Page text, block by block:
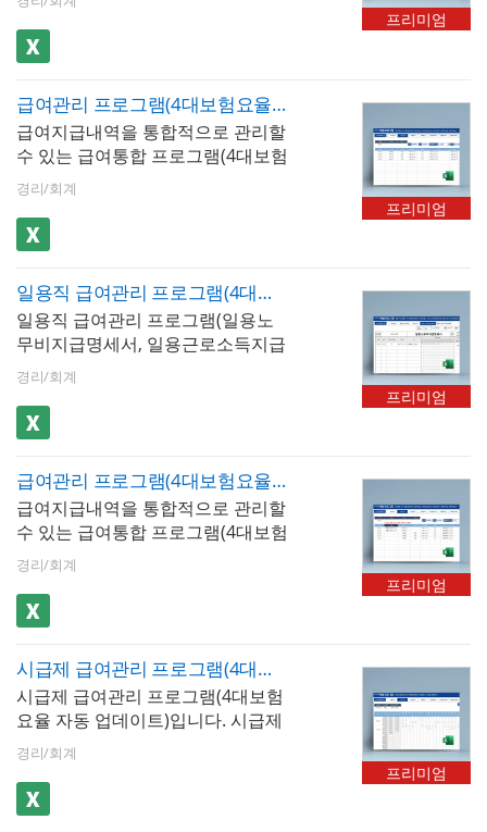
기요양보험, 고용보험을 한 시트에
서 관리. 매년 요율이 자동 업데이트
되어 급여대장 전체 직원의 공제액
용 : 국민연금 기준소득월액 상한액
과 하한액, 건강보험 보수월액 상한
액 등 법정 한도를 자동으로 계산-
보험료율 변경 이력 관리 : 연도별
요율 변경 이력이 누적 보관되어 과
거 연도의 급여 재계산 또는 연말정
산 소급 계산 시 해당 연도의 요율을
계약서를 작성할 수 있습니다.
지 형태로 출력이 가능하며, 년도별
급여지급내역, 사원별 급여지급내
계 관리가 가능합니다. 사원별 급여
지급내역과 급여결산보고서는 그래
프화하여 보고서 형태로 사용하기
편리합니다. 사원정보를 바탕으로
서, 근로계약서를 작성할 수 있습니
다. 엑셀 파일 내 [최신 업데이트]버
튼을 클릭하면 매년 개정되는 4대보
험요율 및 근로소득간이세액표가
자동 업데이트 됩니다. ※ 프로그램
규격 : MS오피스 엑셀 2007이상 ※
프로그램 구성 : 회사정보, 사원정
보, 급여입력, 급여대장, 급여명세
서, 급여입금내역서, 년도별급여지
서, 재직증명서(경력증명서,퇴직증
명서), 근로계약서
다. 최대 500명까지 입력 가능하며,
근로소득세, 4대보험 등 공제내역이
자동 계산됩니다. 저장된 문서를 급
서 시트에서 확인할 수 있습니다. 급
여명세서는 1장, 세로형 2장, 가로형
2장 총 3가지 형태로 출력이 가능하
며, 년도별 급여지급내역, 사원별 급
로 급여 통계 관리가 가능합니다. 사
원별 급여지급내역과 급여결산보고
사용하기 편리합니다. 사원정보를
바탕으로 재직증명서, 경력증명서,
퇴직증명서, 근로계약서를 작성할
수 있습니다. 엑셀 파일 내 [최신 업
되는 4대보험요율 및 근로소득간이
세액표가 자동 업데이트 됩니다. ※
프로그램 규격 : MS오피스 엑셀
2007이상 ※ 프로그램 구성 : 회사
정보, 사원정보, 급여입력, 급여대
장, 급여명세서, 급여입금내역서, 년
도별급여지급, 사원별급여지급, 급
여결산보고서, 재직증명서(경력증
명서,퇴직증명서), 근로계약서
프리미엄
급여관리 프로그램(4대보험요율 자동 업데이트, 100인용, 급여대장, 급여명세서, 급여입금내역, 급여통계관리, 증명서발행)
급여지급내역을 통합적으로 관리할
수 있는 급여통합 프로그램(4대보험
요율 자동 업데이트, 100인용)입니
다. 급여내역을 월별로 입력, 저장,
검색할 수 있습니다. 4대보험이 자
동계산(근로소득세, 지방소득세, 고
양보험)되며, 급여지급항목 및 공제
항목은 최대 20개까지 추가할 수 있
습니다. 저장된 급여내역은 급여대
장, 급여명세서, 급여입금내역서 시
다. 사원정보를 바탕으로 재직증명
서, 경력증명서, 퇴직증명서 자동 발
신 업데이트]버튼을 클릭하면 매년
개정되는 4대보험요율 및 근로소득
간이세액표가 자동 업데이트 됩니
다. ※ 프로그램 규격 : MS오피스 엑
사정보, 사원정보, 급여입력, 급여대
장, 급여명세서, 급여입금내역, 급여
통계관리, 증명서발행(재직증명서,
경력증명서, 퇴직증명서)
경리/회계
프리미엄
일용직 급여관리 프로그램(4대보험요율 자동 업데이트, 일용노무비지급명세서, 일용근로소득지급명세서)
일용직 급여관리 프로그램(일용노
무비지급명세서, 일용근로소득지급
명세서)입니다. 현장별, 일자별 출근
기록을 저장, 검색, 데이터 누적 저
장 기능을 사용할 수 있습니다. 일용
직 근로자의 공제 기준에 맞도록 근
자동 계산됩니다. 현장별/월별로도
출근기록을 검색하고 일용노무비지
급명세서 등으로 자동으로 불러와
서 출력 할 수 있습니다. 엑셀 파일
매년 개정되는 4대보험요율 및 근로
소득간이세액표가 자동 업데이트
경리/회계
프리미엄
급여관리 프로그램(4대보험요율 자동 업데이트, 사업소득, 종합소득세 신고자용, 급여대장, 급여명세서, 급여입금내역서, 재직증명서, 퇴직증명서)
급여지급내역을 통합적으로 관리할
수 있는 급여통합 프로그램(4대보험
요율 자동 업데이트, 사업소득, 종합
소득세 신고자용)입니다. 급여내역
을 월별로 입력, 저장, 검색할 수 있
습니다. [사원정보] 시트에서 종합소
세를 계산할 수 있습니다. 4대보험
자동계산 여부를 선택할 수 있으며
자동계산 선택 시 근로소득세, 지방
소득세, 고용보험, 국민연금, 건강보
니다. 급여지급항목 및 공제항목은
최대 20개까지 추가할 수 있으며, 저
경리/회계
프리미엄
시급제 급여관리 프로그램(4대보험요율 자동 업데이트, 급여대장, 급여명세서, 급여입금내역서, 급여통계관리)
시급제 급여관리 프로그램(4대보험
요율 자동 업데이트)입니다. 시급제
사원의 급여대장, 급여명세서, 급여
입금 내역서를 한번에 관리할 수 있
는 엑셀 프로그램입니다. [사원관리]
시트에 입력하는 직책수당, 기본급,
경리/회계
프리미엄